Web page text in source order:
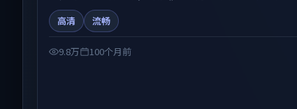
人物弧光与节奏推进中展开，兼具叙事张力与视听质感。适
合关注国产在线观看、热播国产剧与院线佳片的观众收藏与
高清 流畅
9.8万 100个月前